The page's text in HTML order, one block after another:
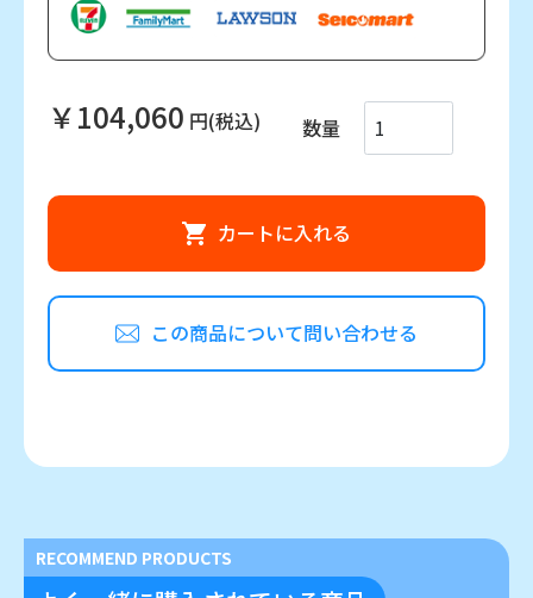
￥104,060 円(税込) 数量
カートに入れる
この商品について問い合わせる
RECOMMEND PRODUCTS